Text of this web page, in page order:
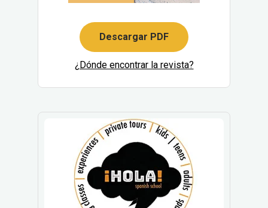
Descargar PDF
¿Dónde encontrar la revista?